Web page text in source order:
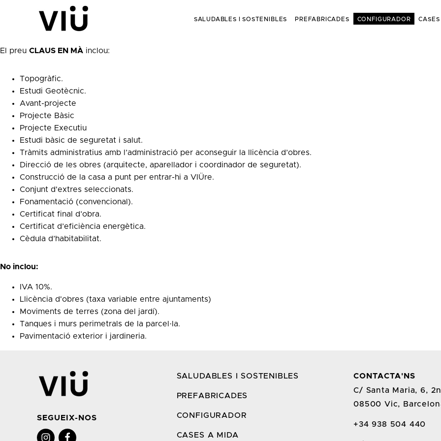
SALUDABLES I SOSTENIBLES PREFABRICADES CONFIGURADOR
El preu CLAUS EN MÀ inclou:
Topogràfic.
Estudi Geotècnic.
Avant-projecte
Projecte Bàsic
Projecte Executiu
Estudi bàsic de seguretat i salut.
Tràmits administratius amb l’administració per aconseguir la llicència d’obres.
Direcció de les obres (arquitecte, aparellador i coordinador de seguretat).
Construcció de la casa a punt per entrar-hi a VIÜre.
Conjunt d'extres seleccionats.
Fonamentació (convencional).
Certificat final d’obra.
Certificat d’eficiència energètica.
Cèdula d’habitabilitat.
No inclou:
IVA 10%.
Llicència d'obres (taxa variable entre ajuntaments)
Moviments de terres (zona del jardí).
Tanques i murs perimetrals de la parcel·la.
Pavimentació exterior i jardineria.
SEGUEIX-NOS
SALUDABLES I SOSTENIBLES
PREFABRICADES
CONFIGURADOR
CASES A MIDA
CONTACTA'NS
C/ Santa Maria, 6,
08500 Vic,
+34 938 504 440